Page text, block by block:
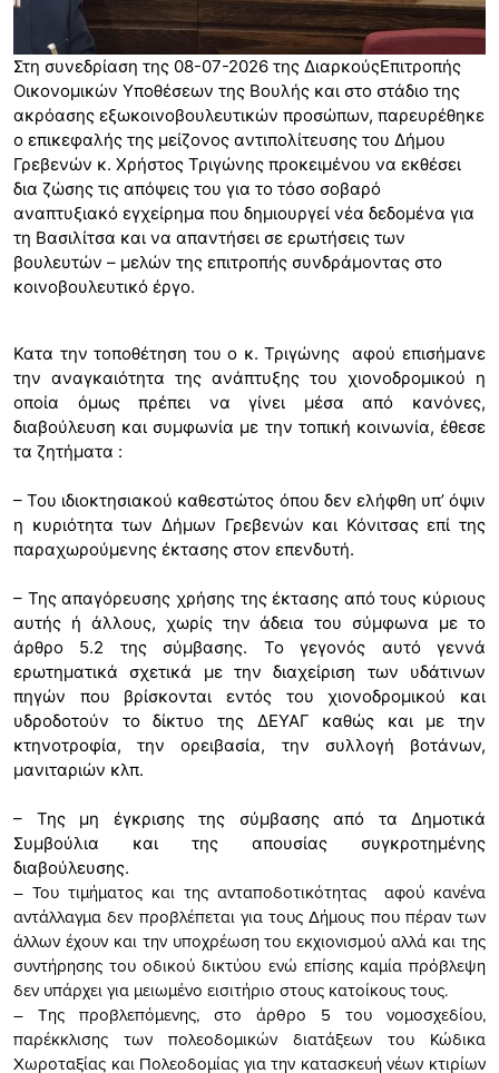
Στη συνεδρίαση της 08-07-2026 της ΔιαρκούςΕπιτροπής
Οικονομικών Υποθέσεων της Βουλής και στο στάδιο της
ακρόασης εξωκοινοβουλευτικών προσώπων, παρευρέθηκε
ο επικεφαλής της μείζονος αντιπολίτευσης του Δήμου
Γρεβενών κ. Χρήστος Τριγώνης προκειμένου να εκθέσει
δια ζώσης τις απόψεις του για το τόσο σοβαρό
αναπτυξιακό εγχείρημα που δημιουργεί νέα δεδομένα για
τη Βασιλίτσα και να απαντήσει σε ερωτήσεις των
βουλευτών – μελών της επιτροπής συνδράμοντας στο
κοινοβουλευτικό έργο.
Κατα την τοποθέτηση του ο κ. Τριγώνης αφού επισήμανε
την αναγκαιότητα της ανάπτυξης του χιονοδρομικού η
οποία όμως πρέπει να γίνει μέσα από κανόνες,
διαβούλευση και συμφωνία με την τοπική κοινωνία, έθεσε
τα ζητήματα :
– Του ιδιοκτησιακού καθεστώτος όπου δεν ελήφθη υπ’ όψιν
η κυριότητα των Δήμων Γρεβενών και Κόνιτσας επί της
παραχωρούμενης έκτασης στον επενδυτή.
– Της απαγόρευσης χρήσης της έκτασης από τους κύριους
αυτής ή άλλους, χωρίς την άδεια του σύμφωνα με το
άρθρο 5.2 της σύμβασης. Το γεγονός αυτό γεννά
ερωτηματικά σχετικά με την διαχείριση των υδάτινων
πηγών που βρίσκονται εντός του χιονοδρομικού και
υδροδοτούν το δίκτυο της ΔΕΥΑΓ καθώς και με την
κτηνοτροφία, την ορειβασία, την συλλογή βοτάνων,
μανιταριών κλπ.
– Της μη έγκρισης της σύμβασης από τα Δημοτικά
Συμβούλια και της απουσίας συγκροτημένης
διαβούλευσης.
– Του τιμήματος και της ανταποδοτικότητας αφού κανένα
αντάλλαγμα δεν προβλέπεται για τους Δήμους που πέραν των
άλλων έχουν και την υποχρέωση του εκχιονισμού αλλά και της
συντήρησης του οδικού δικτύου ενώ επίσης καμία πρόβλεψη
δεν υπάρχει για μειωμένο εισιτήριο στους κατοίκους τους.
– Της προβλεπόμενης, στο άρθρο 5 του νομοσχεδίου,
παρέκκλισης των πολεοδομικών διατάξεων του Κώδικα
Χωροταξίας και Πολεοδομίας για την κατασκευή νέων κτιρίων